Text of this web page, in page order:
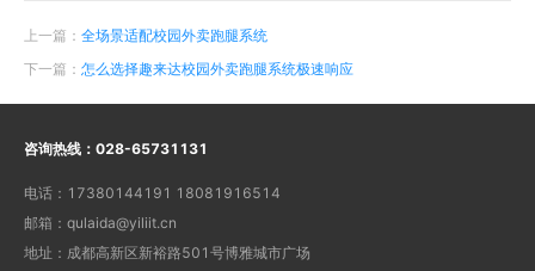
上一篇： 全场景适配校园外卖跑腿系统
下一篇： 怎么选择趣来达校园外卖跑腿系统极速响应
咨询热线： 028-65731131
电话： 17380144191 18081916514
邮箱： qulaida@yiliit.cn
地址： 成都高新区新裕路501号博雅城市广场